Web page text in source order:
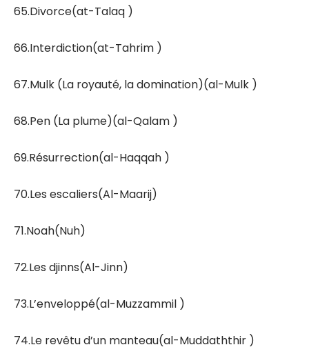
65.Divorce(at-Talaq )
66.Interdiction(at-Tahrim )
67.Mulk (La royauté, la domination)(al-Mulk )
68.Pen (La plume)(al-Qalam )
69.Résurrection(al-Haqqah )
70.Les escaliers(Al-Maarij)
71.Noah(Nuh)
72.Les djinns(Al-Jinn)
73.L’enveloppé(al-Muzzammil )
74.Le revêtu d’un manteau(al-Muddaththir )